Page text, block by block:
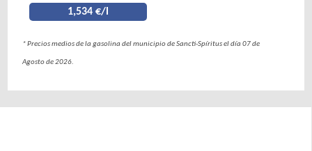
1,534 €/l
* Precios medios de la gasolina del municipio de Sancti-Spíritus el día 07 de
Agosto de 2026.